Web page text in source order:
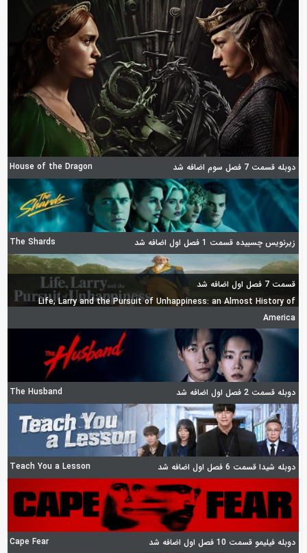
دوبله قسمت 7 فصل سوم اضافه شد House of the Dragon
زیرنویس چسبیده قسمت 1 فصل اول اضافه شد The Shards
قسمت 7 فصل اول اضافه شد
Life, Larry and the Pursuit of Unhappiness: an Almost History of
America
دوبله قسمت 2 فصل اول اضافه شد The Husband
دوبله شیدا قسمت 6 فصل اول اضافه شد Teach You a Lesson
دوبله فیلیمو قسمت 10 فصل اول اضافه شد Cape Fear